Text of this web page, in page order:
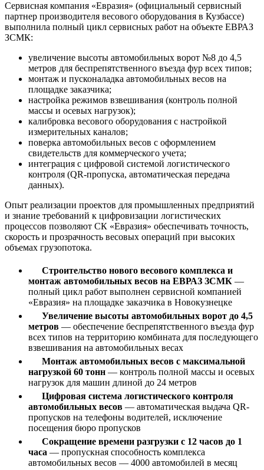
Сервисная компания «Евразия» (официальный сервисный
партнер производителя весового оборудования в Кузбассе)
выполнила полный цикл сервисных работ на объекте ЕВРАЗ
ЗСМК:
увеличение высоты автомобильных ворот №8 до 4,5
метров для беспрепятственного въезда фур всех типов;
монтаж и пусконаладка автомобильных весов на
площадке заказчика;
настройка режимов взвешивания (контроль полной
массы и осевых нагрузок);
калибровка весового оборудования с настройкой
измерительных каналов;
поверка автомобильных весов с оформлением
свидетельств для коммерческого учета;
интеграция с цифровой системой логистического
контроля (QR-пропуска, автоматическая передача
данных).
Опыт реализации проектов для промышленных предприятий
и знание требований к цифровизации логистических
процессов позволяют СК «Евразия» обеспечивать точность,
скорость и прозрачность весовых операций при высоких
объемах грузопотока.
Строительство нового весового комплекса и
монтаж автомобильных весов на ЕВРАЗ ЗСМК —
полный цикл работ выполнен сервисной компанией
«Евразия» на площадке заказчика в Новокузнецке
Увеличение высоты автомобильных ворот до 4,5
метров — обеспечение беспрепятственного въезда фур
всех типов на территорию комбината для последующего
взвешивания на автомобильных весах
Монтаж автомобильных весов с максимальной
нагрузкой 60 тонн — контроль полной массы и осевых
нагрузок для машин длиной до 24 метров
Цифровая система логистического контроля
автомобильных весов — автоматическая выдача QR-
пропусков на телефоны водителей, исключение
посещения бюро пропусков
Сокращение времени разгрузки с 12 часов до 1
часа — пропускная способность комплекса
автомобильных весов — 4000 автомобилей в месяц